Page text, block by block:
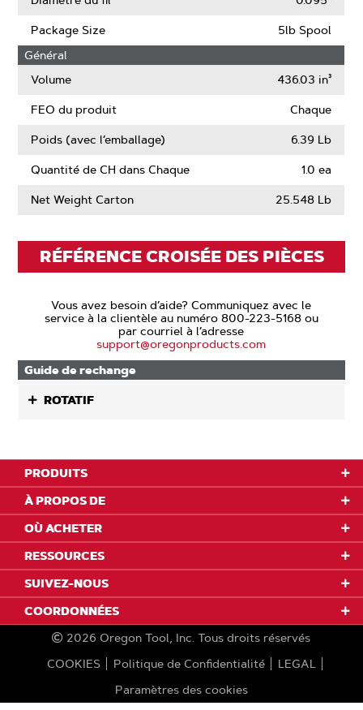
Package Size
5lb Spool
Général
Volume
436.03 in³
FEO du produit Chaque
Poids (avec l’emballage) 6.39 Lb
Quantité de CH dans Chaque 1.0 ea
Net Weight Carton 25.548 Lb
RÉFÉRENCE CROISÉE DES PIÈCES
Vous avez besoin d’aide? Communiquez avec le
service à la clientèle au numéro 800-223-5168 ou
par courriel à l’adresse
support@oregonproducts.com
Guide de rechange
ROTATIF
PRODUITS
À PROPOS DE
OÙ ACHETER
RESSOURCES
SUIVEZ-NOUS
COORDONNÉES
2026 Oregon Tool, Inc. Tous droits réservés
COOKIES
Politique de Confidentialité
LEGAL
Paramètres des cookies